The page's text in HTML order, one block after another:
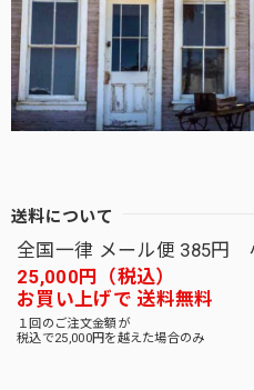
送料について
全国一律 メール便 385円
25,000円（税込）
お買い上げで 送料無料
１回のご注文金額が
税込で25,000円を越えた場合のみ